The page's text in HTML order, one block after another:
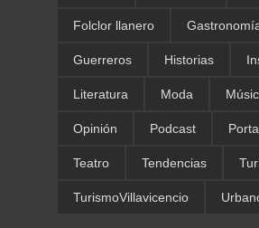
Folclor llanero
Guerreros Historias
Literatura Moda
Opinión Podcast
Teatro Tendencias
TurismoVillavicencio